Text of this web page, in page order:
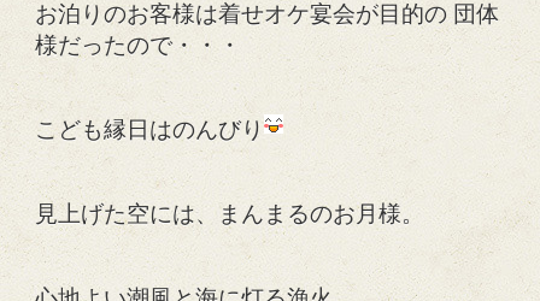
お泊りのお客様は着せオケ宴会が目的の 団体
様だったので・・・
こども縁日はのんびり
見上げた空には、まんまるのお月様。